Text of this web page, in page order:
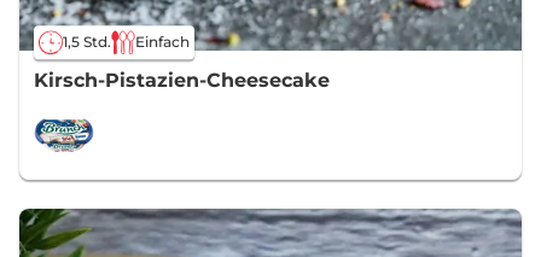
1,5 Std. Einfach
Kirsch-Pistazien-Cheesecake